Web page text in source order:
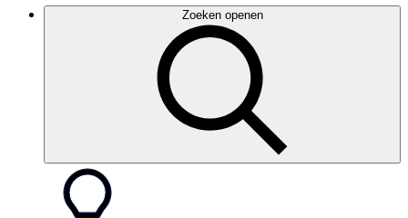
Zoeken openen